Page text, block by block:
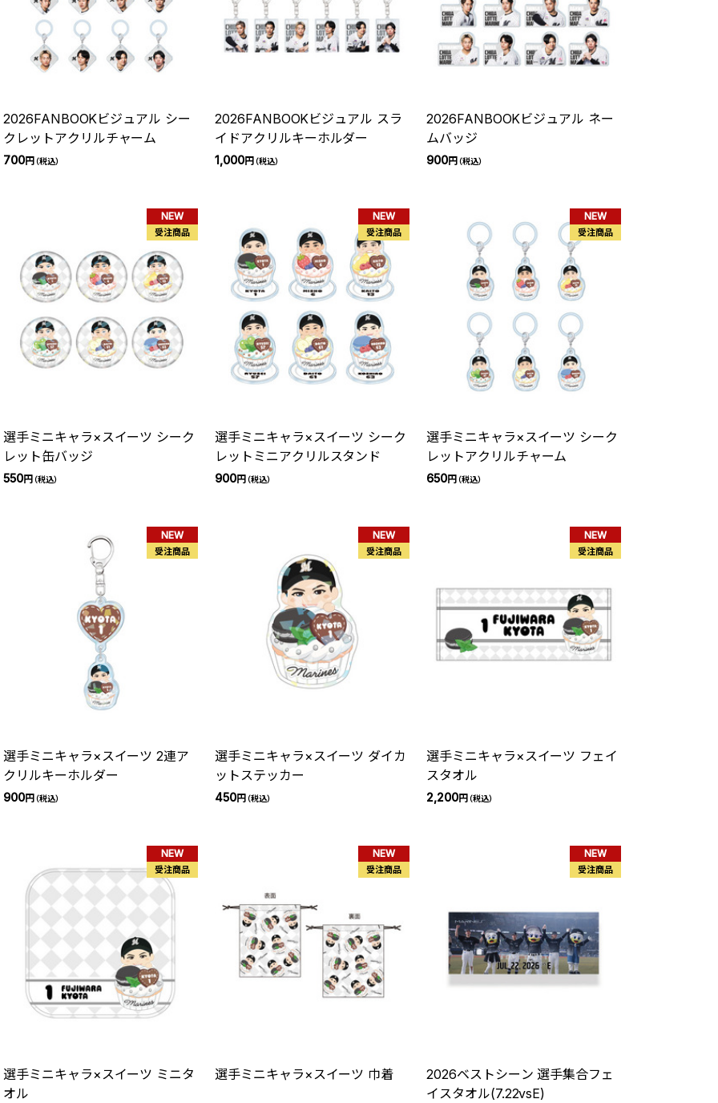
2026FANBOOKビジュアル シー
クレットアクリルチャーム
700円（税込）
2026FANBOOKビジュアル スラ
イドアクリルキーホルダー
1,000円（税込）
2026FANBOOKビジュアル ネー
ムバッジ
900円（税込）
NEW
受注商品
選手ミニキャラ×スイーツ シーク
レット缶バッジ
550円（税込）
NEW
受注商品
選手ミニキャラ×スイーツ シーク
レットミニアクリルスタンド
900円（税込）
NEW
受注商品
選手ミニキャラ×スイーツ シーク
レットアクリルチャーム
650円（税込）
NEW
受注商品
選手ミニキャラ×スイーツ 2連ア
クリルキーホルダー
900円（税込）
NEW
受注商品
選手ミニキャラ×スイーツ ダイカ
ットステッカー
450円（税込）
NEW
受注商品
選手ミニキャラ×スイーツ フェイ
スタオル
2,200円（税込）
NEW
受注商品
選手ミニキャラ×スイーツ ミニタ
オル
NEW
受注商品
選手ミニキャラ×スイーツ 巾着
NEW
受注商品
2026ベストシーン 選手集合フェ
イスタオル(7.22vsE)